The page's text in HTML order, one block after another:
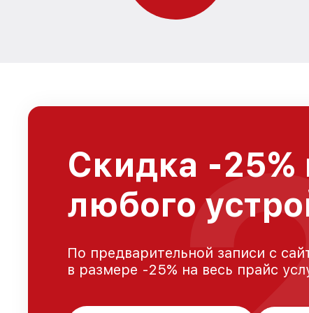
Скидка -25%
любого
По предварительной записи с
в размере -25% на весь прайс